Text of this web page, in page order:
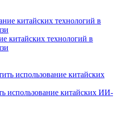
китайских технологий в
использование китайских ИИ-